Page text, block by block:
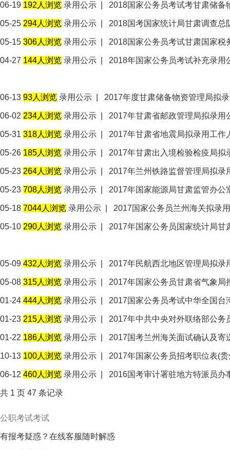
06-19 192人浏览 录用公示 2018国家公务员考试考甘肃储备
05-25 294人浏览 录用公示 2018国考国家统计局甘肃调查总
05-15 306人浏览 录用公示 2018国家公务员考试甘肃国家税
04-27 144人浏览 录用公示 2018年国家公务员考试补充录用
06-13 93人浏览 录用公示 2017年度甘肃储备物资管理局拟
06-02 234人浏览 录用公示 2017年甘肃省邮政管理局拟录用
05-31 318人浏览 录用公示 2017年甘肃省地震局拟录用工作
05-26 185人浏览 录用公示 2017年甘肃出入境检验检疫局拟
05-23 264人浏览 录用公示 2017年兰州铁路监督管理局拟录
05-23 708人浏览 录用公示 2017年国家能源局甘肃监管办公
05-18 7044人浏览 录用公示 2017国家公务员兰州海关拟录
05-10 290人浏览 录用公示 2017年国家公务员国家统计局
05-09 432人浏览 录用公示 2017年民航西北地区管理局拟录
05-08 315人浏览 录用公示 2017年国家公务员甘肃省气象局
01-24 444人浏览 录用公示 2017国家公务员考试中华全国台
01-23 215人浏览 录用公示 2017年中共中央对外联络部公务
01-22 186人浏览 录用公示 2017国考兰州海关面试确认及寄
10-13 100人浏览 录用公示 2017年国家公务员招考职位表(
06-12 460人浏览 录用公示 2016国考审计署驻地方特派员办
共 1 页 47 条记录
有报考疑惑？在线客服随时解惑